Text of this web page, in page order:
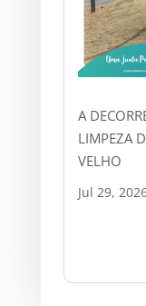
A
LIMPEZA
VELHO
Jul 29,